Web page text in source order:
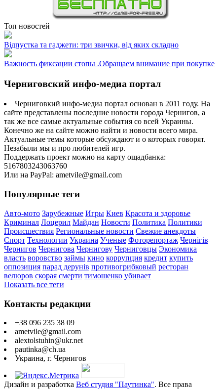
Топ новостей
Відпустка та гаджети: три звички, від яких складно
Важность фиксации стопы .Обращаем внимание при покупке
Черниговский инфо-медиа портал
Черниговкий инфо-медиа портал основан в 2011 году. На
сайте представлены последние новости города Чернигов, а
так же все самые актуальные события со всей Украины.
Конечно же на сайте можно найти и новости всего мира.
Актуальные темы которые обсуждают и о которых говорят.
Незабыли мы и про любителей игр.
Поддержать проект можно на карту ощадбанка:
5167803243063760
Или на PayPal: ametvile@gmail.com
Популярные теги
Авто-мото Зарубежные Игры Киев Красота и здоровье
Криминал Лоцерил Майдан Новости Политика Политики
Происшествия Региональные новости Свежие анекдоты
Спорт Технологии Украина Ученые Фоторепортаж Чернігів
Чернигов Чернигова Чернигову Черниговцы Экономика
власть воровство займы кино коррупция кредит купить
оппозиция парад дерунів противогрибковый ресторан
велюров скорая смерти тимошенко убивает
Показать все теги
Контакты редакции
+38 096 235 38 09
ametvile@gmail.com
alextolstuhin@ukr.net
pautinka@ch.ua
Украина, г. Чернигов
Дизайн и разработка Веб студия "Паутинка". Все права